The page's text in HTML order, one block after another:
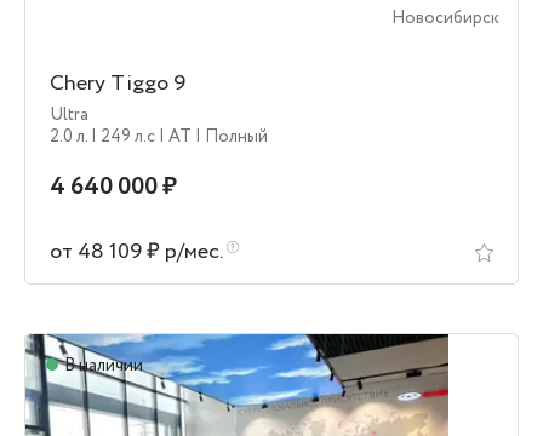
Новосибирск
Chery Tiggo 9
Ultra
2.0 л. | 249 л.c | AT | Полный
4 640 000 ₽
от 48 109 ₽ р/мес.
В наличии